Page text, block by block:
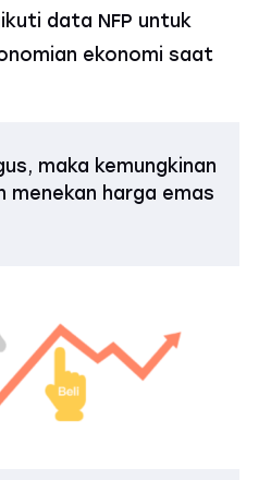
data NFP untuk
ekonomi saat
maka kemungkinan
menekan harga emas